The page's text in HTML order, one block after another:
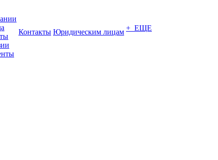
Контакты Юридическим лицам + ЕЩЕ